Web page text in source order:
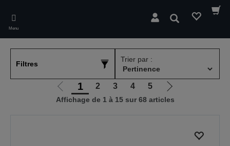
main
content
Menu
Rechercher
Filtres
Trier par :
Aller
à
1 2 3 4 5
Aller
à
suivante
Affichage de 1 à 15 sur 68 articles